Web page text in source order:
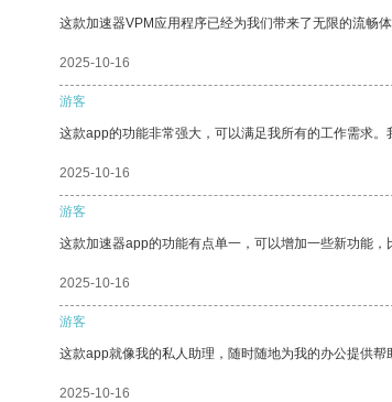
这款加速器VPM应用程序已经为我们带来了无限的流畅体
2025-10-16
游客
这款app的功能非常强大，可以满足我所有的工作需求
2025-10-16
游客
这款加速器app的功能有点单一，可以增加一些新功能，
2025-10-16
游客
这款app就像我的私人助理，随时随地为我的办公提供
2025-10-16